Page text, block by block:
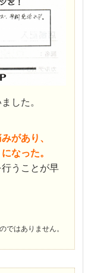
した。
があり、
なった。
うことが早
ではありません。